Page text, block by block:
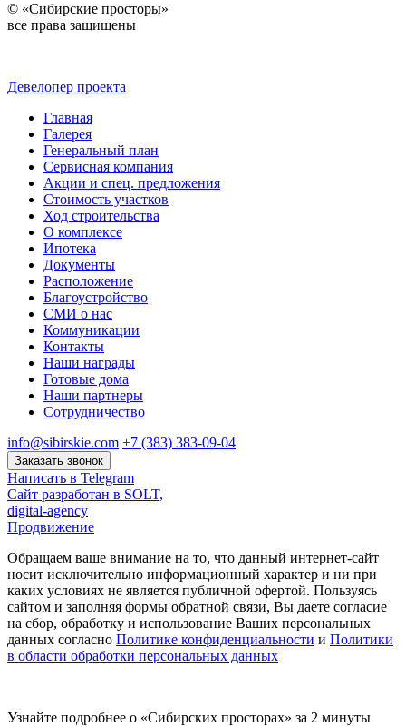
© «Сибирские просторы»
все права защищены
Девелопер проекта
Главная
Галерея
Генеральный план
Сервисная компания
Акции и спец. предложения
Стоимость участков
Ход строительства
О комплексе
Ипотека
Документы
Расположение
Благоустройство
СМИ о нас
Коммуникации
Контакты
Наши награды
Готовые дома
Наши партнеры
Сотрудничество
info@sibirskie.com +7 (383) 383-09-04
Заказать звонок
Написать в Telegram
Сайт разработан в SOLT,
digital-agency
Продвижение
Обращаем ваше внимание на то, что данный интернет-сайт
носит исключительно информационный характер и ни при
каких условиях не является публичной офертой. Пользуясь
сайтом и заполняя формы обратной связи, Вы даете согласие
на сбор, обработку и использование Ваших персональных
данных согласно Политике конфиденциальности и Политики
в области обработки персональных данных
Узнайте подробнее о «Сибирских просторах» за 2 минуты